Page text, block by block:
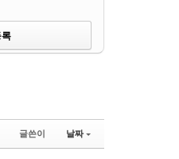
글쓴이 날짜